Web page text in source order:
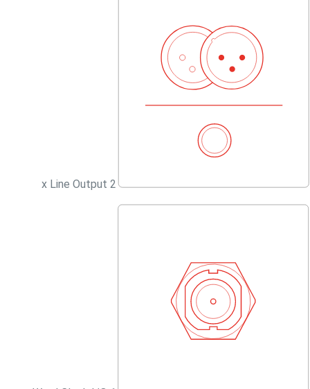
2 x Line Output